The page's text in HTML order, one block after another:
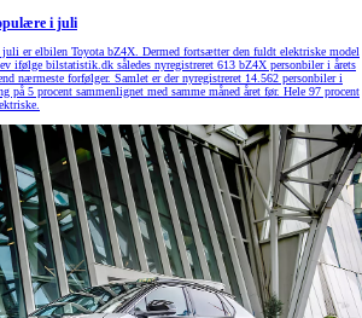
i juli
er elbilen Toyota bZ4X. Dermed fortsætter den fuldt elektriske model
ifølge bilstatistik.dk således nyregistreret 613 bZ4X personbiler i årets
nærmeste forfølger. Samlet er der nyregistreret 14.562 personbiler i
på 5 procent sammenlignet med samme måned året før. Hele 97 procent